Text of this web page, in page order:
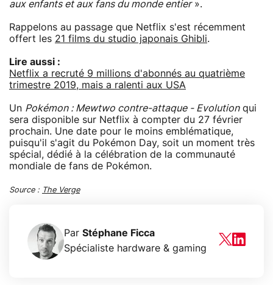
aux enfants et aux fans du monde entier».
Rappelons au passage que Netflix s'est récemment
offert les 21 films du studio japonais Ghibli.
Lire aussi :
Netflix a recruté 9 millions d'abonnés au quatrième
trimestre 2019, mais a ralenti aux USA
Un Pokémon : Mewtwo contre-attaque - Evolutionqui
sera disponible sur Netflix à compter du 27 février
prochain. Une date pour le moins emblématique,
puisqu'il s'agit du Pokémon Day, soit un moment très
spécial, dédié à la célébration de la communauté
mondiale de fans de Pokémon.
Source : The Verge
Par Stéphane Ficca
Spécialiste hardware & gaming